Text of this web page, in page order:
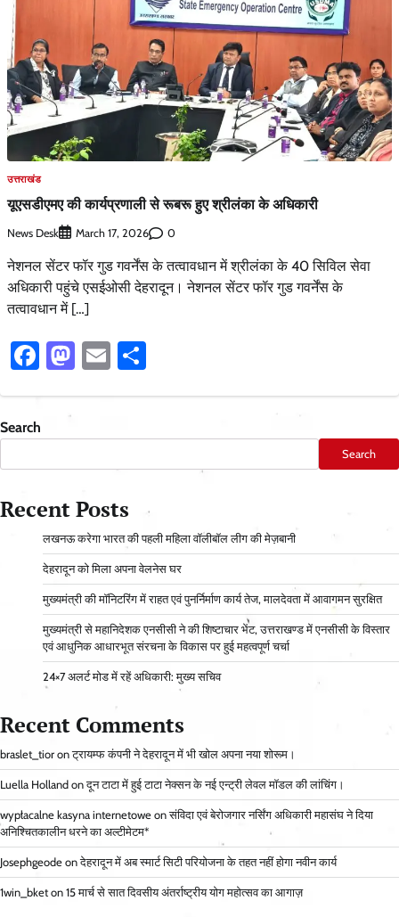
उत्तराखंड
यूएसडीएमए की कार्यप्रणाली से रूबरू हुए श्रीलंका के अधिकारी
News Desk March 17, 2026 0
नेशनल सेंटर फॉर गुड गवर्नेंस के तत्वावधान में श्रीलंका के 40 सिविल सेवा
अधिकारी पहुंचे एसईओसी देहरादून। नेशनल सेंटर फॉर गुड गवर्नेंस के
तत्वावधान में […]
Facebook
Mastodon
Email
Search
Search
Recent Posts
लखनऊ करेगा भारत की पहली महिला वॉलीबॉल लीग की मेज़बानी
देहरादून को मिला अपना वेलनेस घर
मुख्यमंत्री की मॉनिटरिंग में राहत एवं पुनर्निर्माण कार्य तेज, मालदेवता में आवागमन सुरक्षित
मुख्यमंत्री से महानिदेशक एनसीसी ने की शिष्टाचार भेंट, उत्तराखण्ड में एनसीसी के विस्तार
एवं आधुनिक आधारभूत संरचना के विकास पर हुई महत्वपूर्ण चर्चा
24×7 अलर्ट मोड में रहें अधिकारी: मुख्य सचिव
Recent Comments
braslet_tior onट्रायम्फ कंपनी ने देहरादून में भी खोल अपना नया शोरूम।
Luella Holland onदून टाटा में हुई टाटा नेक्सन के नई एन्ट्री लेवल मॉडल की लांचिंग।
wypłacalne kasyna internetowe onसंविदा एवं बेरोजगार नर्सिंग अधिकारी महासंघ ने दिया
अनिश्चितकालीन धरने का अल्टीमेटम*
Josephgeode onदेहरादून में अब स्मार्ट सिटी परियोजना के तहत नहीं होगा नवीन कार्य
1win_bket on 15 मार्च से सात दिवसीय अंतर्राष्ट्रीय योग महोत्सव का आगाज़